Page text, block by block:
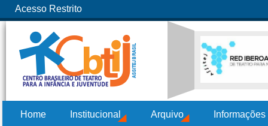
Acesso Restrito
Home Institucional Arquivo